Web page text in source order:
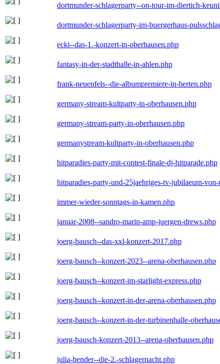
dortmunder-schlagerparty--on-tour-im-diertich-
dortmunder-schlagerparty-im-buergerhaus-
ecki--das-1.-konzert-in-oberhausen.php
fantasy-in-der-stadthalle-in-ahlen.php
frank-neuenfels--die-albumpremiere-in-herten.php
germany-stream-kultparty-in-oberhausen.php
germany-stream-party-in-oberhausen.php
germanystream-kultparty-in-oberhausen.php
hitparadies-party-mit-contest-finale-dj-hitparade.php
hitparadies-party-und-25jaehriges-tv-jubilaeum-
immer-wieder-sonntags-in-kamen.php
januar-2008--sandro-marin-amp-juergen-drews.php
joerg-bausch--das-xxl-konzert-2017.php
joerg-bausch--konzert-2023--arena-oberhausen.php
joerg-bausch--konzert-im-starlight-express.php
joerg-bausch--konzert-in-der-arena-oberhausen.php
joerg-bausch--konzert-in-der-turbinenhalle-
joerg-bausch-konzert-2013--arena-oberhausen.php
julia-bender--die-2.-schlagernacht.php